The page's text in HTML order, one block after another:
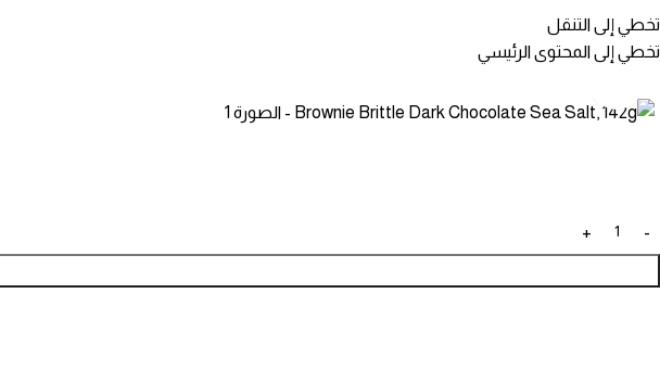
تخطي إلى التنقل
تخطي إلى المحتوى الرئيسي